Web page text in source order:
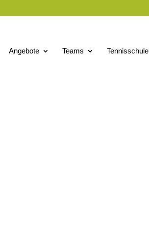
Angebote Teams Tennisschule